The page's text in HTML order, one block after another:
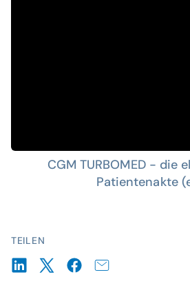
TEILEN
CGM TURBOMED - die
Patientenakte